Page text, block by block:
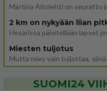
Miesten tuijotus
SUOMI24